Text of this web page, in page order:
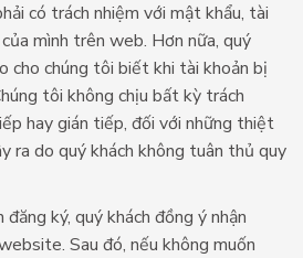
có trách nhiệm với mật khẩu, tài
mình trên web. Hơn nữa, quý
cho chúng tôi biết khi tài khoản bị
tôi không chịu bất kỳ trách
hay gián tiếp, đối với những thiệt
ra do quý khách không tuân thủ quy
ký, quý khách đồng ý nhận
Sau đó, nếu không muốn